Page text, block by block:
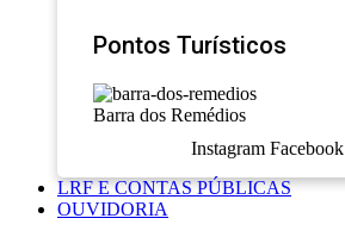
Pontos Turísticos
Barra dos Remédios
Instagram Facebook
LRF E CONTAS PÚBLICAS
OUVIDORIA